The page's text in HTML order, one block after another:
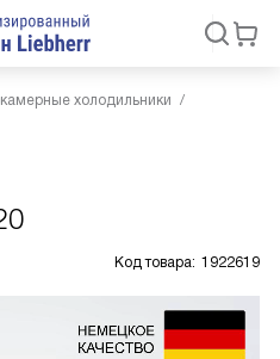
холодильники
Код товара: 1922619